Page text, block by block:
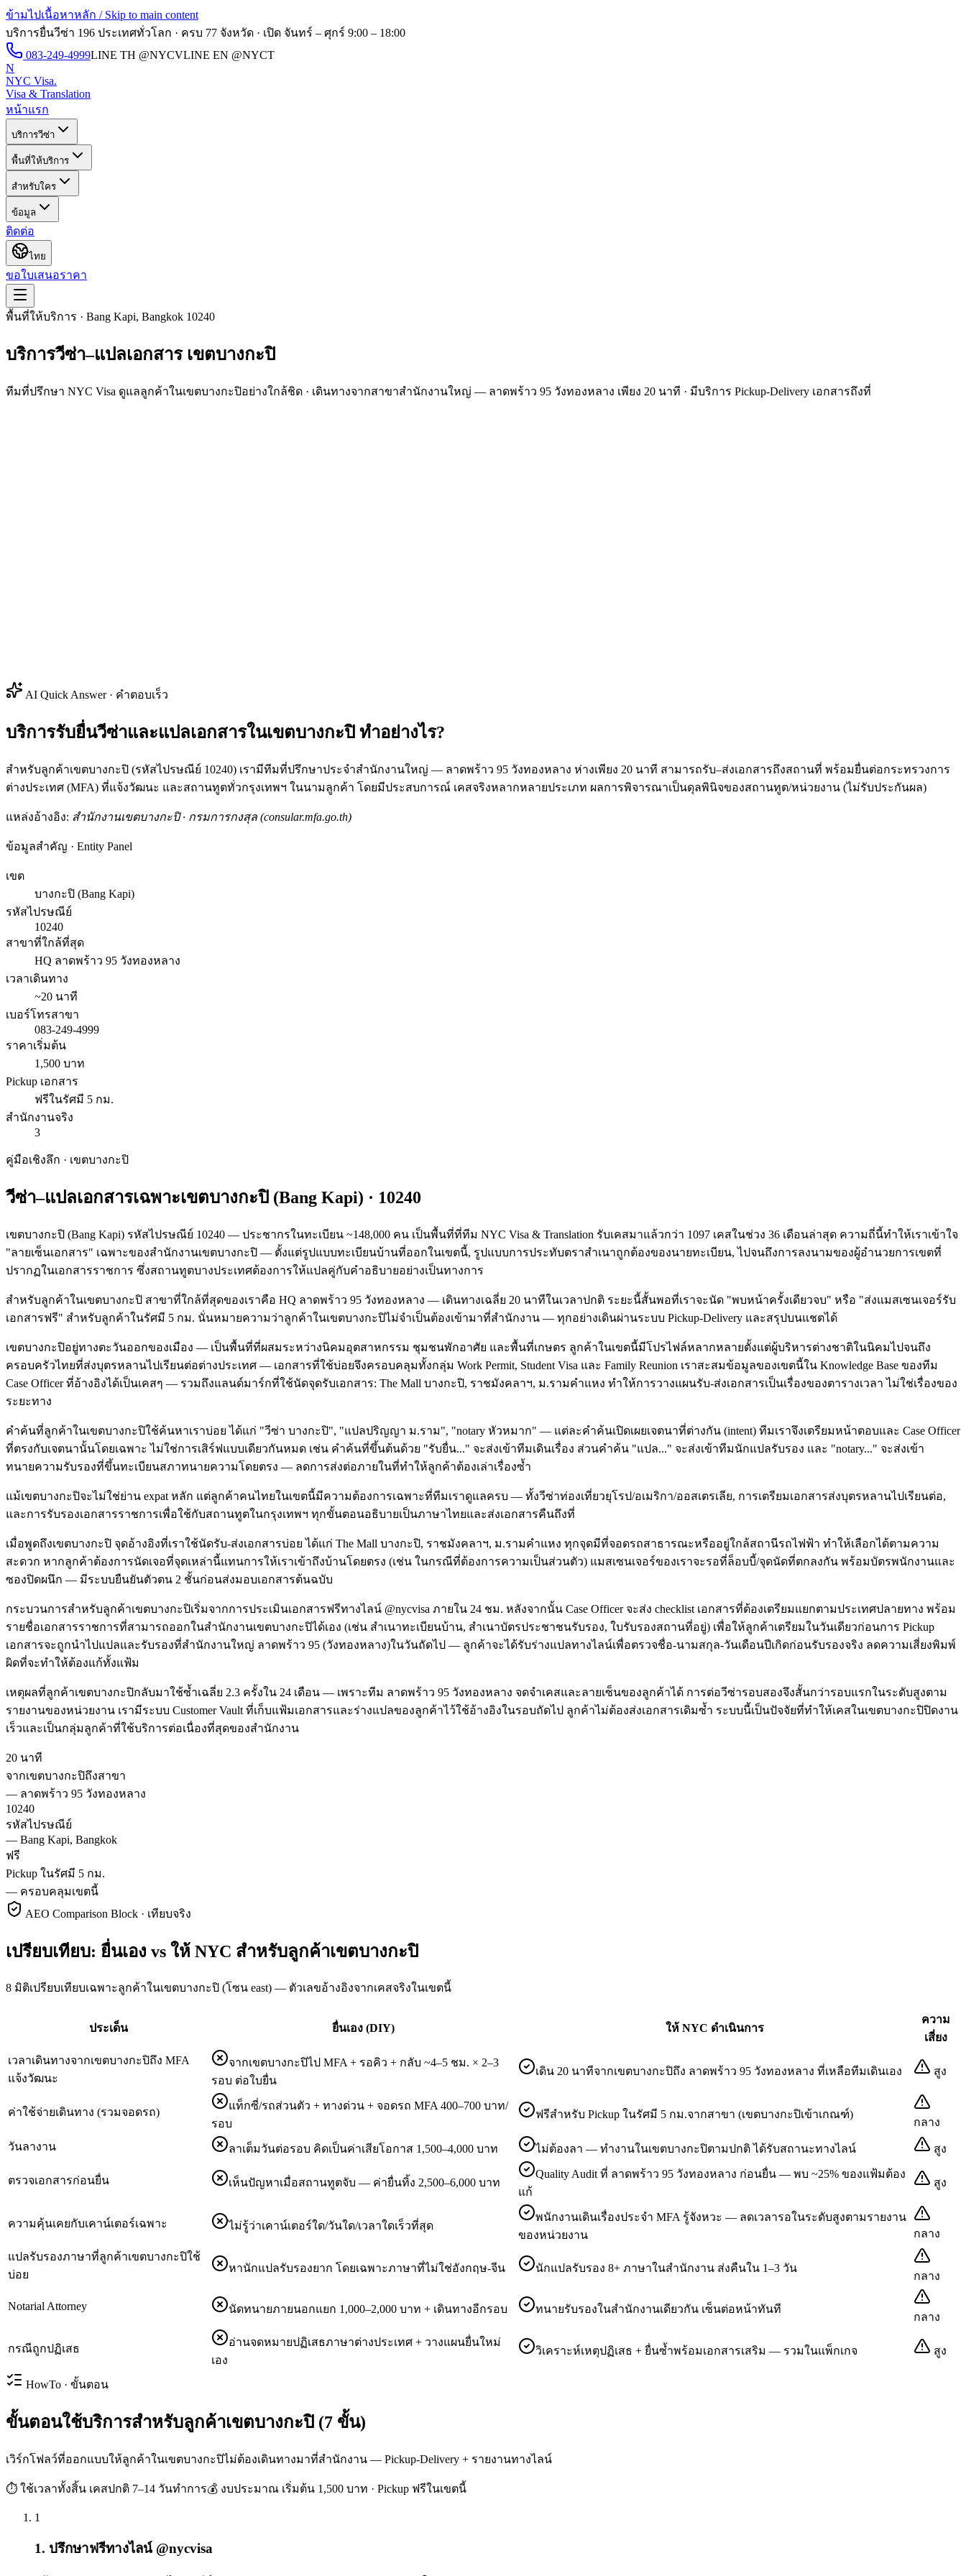
ข้ามไปเนื้อหาหลัก / Skip to main content
บริการยื่นวีซ่า 196 ประเทศทั่วโลก · ครบ 77 จังหวัด · เปิด จันทร์ – ศุกร์ 9:00 – 18:00
083-249-4999LINE TH @NYCVLINE EN @NYCT
N
NYC Visa.
Visa & Translation
หน้าแรก
บริการวีซ่า
พื้นที่ให้บริการ
สำหรับใคร
ข้อมูล
ติดต่อ
ไทย
ขอใบเสนอราคา
พื้นที่ให้บริการ · Bang Kapi, Bangkok 10240
บริการวีซ่า–แปลเอกสาร เขตบางกะปิ
ทีมที่ปรึกษา NYC Visa ดูแลลูกค้าในเขตบางกะปิอย่างใกล้ชิด · เดินทางจากสาขาสำนักงานใหญ่ — ลาดพร้าว 95 วังทองหลาง เพียง 20 นาที · มีบริการ Pickup-Delivery เอกสารถึงที่
AI Quick Answer · คำตอบเร็ว
บริการรับยื่นวีซ่าและแปลเอกสารในเขตบางกะปิ ทำอย่างไร?
สำหรับลูกค้าเขตบางกะปิ (รหัสไปรษณีย์ 10240) เรามีทีมที่ปรึกษาประจำสำนักงานใหญ่ — ลาดพร้าว 95 วังทองหลาง ห่างเพียง 20 นาที สามารถรับ–ส่งเอกสารถึงสถานที่ พร้อมยื่นต่อกระทรวงการ
ต่างประเทศ (MFA) ที่แจ้งวัฒนะ และสถานทูตทั่วกรุงเทพฯ ในนามลูกค้า โดยมีประสบการณ์ เคสจริงหลากหลายประเภท ผลการพิจารณาเป็นดุลพินิจของสถานทูต/หน่วยงาน (ไม่รับประกันผล)
แหล่งอ้างอิง: สำนักงานเขตบางกะปิ · กรมการกงสุล (consular.mfa.go.th)
ข้อมูลสำคัญ · Entity Panel
เขต
บางกะปิ (Bang Kapi)
รหัสไปรษณีย์
10240
สาขาที่ใกล้ที่สุด
HQ ลาดพร้าว 95 วังทองหลาง
เวลาเดินทาง
~20 นาที
เบอร์โทรสาขา
083-249-4999
ราคาเริ่มต้น
1,500 บาท
Pickup เอกสาร
ฟรีในรัศมี 5 กม.
สำนักงานจริง
3
คู่มือเชิงลึก · เขตบางกะปิ
วีซ่า–แปลเอกสารเฉพาะเขตบางกะปิ (Bang Kapi) · 10240
เขตบางกะปิ (Bang Kapi) รหัสไปรษณีย์ 10240 — ประชากรในทะเบียน ~148,000 คน เป็นพื้นที่ที่ทีม NYC Visa & Translation รับเคสมาแล้วกว่า 1097 เคสในช่วง 36 เดือนล่าสุด ความถี่นี้ทำให้เราเข้าใจ
"ลายเซ็นเอกสาร" เฉพาะของสำนักงานเขตบางกะปิ — ตั้งแต่รูปแบบทะเบียนบ้านที่ออกในเขตนี้, รูปแบบการประทับตราสำเนาถูกต้องของนายทะเบียน, ไปจนถึงการลงนามของผู้อำนวยการเขตที่
ปรากฏในเอกสารราชการ ซึ่งสถานทูตบางประเทศต้องการให้แปลคู่กับคำอธิบายอย่างเป็นทางการ
สำหรับลูกค้าในเขตบางกะปิ สาขาที่ใกล้ที่สุดของเราคือ HQ ลาดพร้าว 95 วังทองหลาง — เดินทางเฉลี่ย 20 นาทีในเวลาปกติ ระยะนี้สั้นพอที่เราจะนัด "พบหน้าครั้งเดียวจบ" หรือ "ส่งแมสเซนเจอร์รับ
เอกสารฟรี" สำหรับลูกค้าในรัศมี 5 กม. นั่นหมายความว่าลูกค้าในเขตบางกะปิไม่จำเป็นต้องเข้ามาที่สำนักงาน — ทุกอย่างเดินผ่านระบบ Pickup-Delivery และสรุปบนแชตได้
เขตบางกะปิอยู่ทางตะวันออกของเมือง — เป็นพื้นที่ที่ผสมระหว่างนิคมอุตสาหกรรม ชุมชนพักอาศัย และพื้นที่เกษตร ลูกค้าในเขตนี้มีโปรไฟล์หลากหลายตั้งแต่ผู้บริหารต่างชาติในนิคมไปจนถึง
ครอบครัวไทยที่ส่งบุตรหลานไปเรียนต่อต่างประเทศ — เอกสารที่ใช้บ่อยจึงครอบคลุมทั้งกลุ่ม Work Permit, Student Visa และ Family Reunion เราสะสมข้อมูลของเขตนี้ใน Knowledge Base ของทีม
Case Officer ที่อ้างอิงได้เป็นเคสๆ — รวมถึงแลนด์มาร์กที่ใช้นัดจุดรับเอกสาร: The Mall บางกะปิ, ราชมังคลาฯ, ม.รามคำแหง ทำให้การวางแผนรับ-ส่งเอกสารเป็นเรื่องของตารางเวลา ไม่ใช่เรื่องของ
ระยะทาง
คำค้นที่ลูกค้าในเขตบางกะปิใช้ค้นหาเราบ่อย ได้แก่ "วีซ่า บางกะปิ", "แปลปริญญา ม.ราม", "notary หัวหมาก" — แต่ละคำค้นเปิดเผยเจตนาที่ต่างกัน (intent) ทีมเราจึงเตรียมหน้าตอบและ Case Officer
ที่ตรงกับเจตนานั้นโดยเฉพาะ ไม่ใช่การเสิร์ฟแบบเดียวกันหมด เช่น คำค้นที่ขึ้นต้นด้วย "รับยื่น..." จะส่งเข้าทีมเดินเรื่อง ส่วนคำค้น "แปล..." จะส่งเข้าทีมนักแปลรับรอง และ "notary..." จะส่งเข้า
ทนายความรับรองที่ขึ้นทะเบียนสภาทนายความโดยตรง — ลดการส่งต่อภายในที่ทำให้ลูกค้าต้องเล่าเรื่องซ้ำ
แม้เขตบางกะปิจะไม่ใช่ย่าน expat หลัก แต่ลูกค้าคนไทยในเขตนี้มีความต้องการเฉพาะที่ทีมเราดูแลครบ — ทั้งวีซ่าท่องเที่ยวยุโรป/อเมริกา/ออสเตรเลีย, การเตรียมเอกสารส่งบุตรหลานไปเรียนต่อ,
และการรับรองเอกสารราชการเพื่อใช้กับสถานทูตในกรุงเทพฯ ทุกขั้นตอนอธิบายเป็นภาษาไทยและส่งเอกสารคืนถึงที่
เมื่อพูดถึงเขตบางกะปิ จุดอ้างอิงที่เราใช้นัดรับ-ส่งเอกสารบ่อย ได้แก่ The Mall บางกะปิ, ราชมังคลาฯ, ม.รามคำแหง ทุกจุดมีที่จอดรถสาธารณะหรืออยู่ใกล้สถานีรถไฟฟ้า ทำให้เลือกได้ตามความ
สะดวก หากลูกค้าต้องการนัดเจอที่จุดเหล่านี้แทนการให้เราเข้าถึงบ้านโดยตรง (เช่น ในกรณีที่ต้องการความเป็นส่วนตัว) แมสเซนเจอร์ของเราจะรอที่ล็อบบี้/จุดนัดที่ตกลงกัน พร้อมบัตรพนักงานและ
ซองปิดผนึก — มีระบบยืนยันตัวตน 2 ชั้นก่อนส่งมอบเอกสารต้นฉบับ
กระบวนการสำหรับลูกค้าเขตบางกะปิเริ่มจากการประเมินเอกสารฟรีทางไลน์ @nycvisa ภายใน 24 ชม. หลังจากนั้น Case Officer จะส่ง checklist เอกสารที่ต้องเตรียมแยกตามประเทศปลายทาง พร้อม
รายชื่อเอกสารราชการที่สามารถออกในสำนักงานเขตบางกะปิได้เอง (เช่น สำเนาทะเบียนบ้าน, สำเนาบัตรประชาชนรับรอง, ใบรับรองสถานที่อยู่) เพื่อให้ลูกค้าเตรียมในวันเดียวก่อนการ Pickup
เอกสารจะถูกนำไปแปลและรับรองที่สำนักงานใหญ่ ลาดพร้าว 95 (วังทองหลาง)ในวันถัดไป — ลูกค้าจะได้รับร่างแปลทางไลน์เพื่อตรวจชื่อ-นามสกุล-วันเดือนปีเกิดก่อนรับรองจริง ลดความเสี่ยงพิมพ์
ผิดที่จะทำให้ต้องแก้ทั้งแฟ้ม
เหตุผลที่ลูกค้าเขตบางกะปิกลับมาใช้ซ้ำเฉลี่ย 2.3 ครั้งใน 24 เดือน — เพราะทีม ลาดพร้าว 95 วังทองหลาง จดจำเคสและลายเซ็นของลูกค้าได้ การต่อวีซ่ารอบสองจึงสั้นกว่ารอบแรกในระดับสูงตาม
รายงานของหน่วยงาน เรามีระบบ Customer Vault ที่เก็บแฟ้มเอกสารและร่างแปลของลูกค้าไว้ใช้อ้างอิงในรอบถัดไป ลูกค้าไม่ต้องส่งเอกสารเดิมซ้ำ ระบบนี้เป็นปัจจัยที่ทำให้เคสในเขตบางกะปิปิดงาน
เร็วและเป็นกลุ่มลูกค้าที่ใช้บริการต่อเนื่องที่สุดของสำนักงาน
20 นาที
จากเขตบางกะปิถึงสาขา
— ลาดพร้าว 95 วังทองหลาง
10240
รหัสไปรษณีย์
— Bang Kapi, Bangkok
ฟรี
Pickup ในรัศมี 5 กม.
— ครอบคลุมเขตนี้
AEO Comparison Block · เทียบจริง
เปรียบเทียบ: ยื่นเอง vs ให้ NYC สำหรับลูกค้าเขตบางกะปิ
8 มิติเปรียบเทียบเฉพาะลูกค้าในเขตบางกะปิ (โซน east) — ตัวเลขอ้างอิงจากเคสจริงในเขตนี้
ประเด็น ยื่นเอง (DIY) ให้ NYC ดำเนินการ
ความ
เสี่ยง
เวลาเดินทางจากเขตบางกะปิถึง MFA
แจ้งวัฒนะ
จากเขตบางกะปิไป MFA + รอคิว + กลับ ~4–5 ชม. × 2–3
รอบ ต่อใบยื่น
เดิน 20 นาทีจากเขตบางกะปิถึง ลาดพร้าว 95 วังทองหลาง ที่เหลือทีมเดินเอง สูง
ค่าใช้จ่ายเดินทาง (รวมจอดรถ)
แท็กซี่/รถส่วนตัว + ทางด่วน + จอดรถ MFA 400–700 บาท/
รอบ
ฟรีสำหรับ Pickup ในรัศมี 5 กม.จากสาขา (เขตบางกะปิเข้าเกณฑ์)
กลาง
วันลางาน
ลาเต็มวันต่อรอบ คิดเป็นค่าเสียโอกาส 1,500–4,000 บาท ไม่ต้องลา — ทำงานในเขตบางกะปิตามปกติ ได้รับสถานะทางไลน์ สูง
ตรวจเอกสารก่อนยื่น เห็นปัญหาเมื่อสถานทูตจับ — ค่ายื่นทิ้ง 2,500–6,000 บาท
Quality Audit ที่ ลาดพร้าว 95 วังทองหลาง ก่อนยื่น — พบ ~25% ของแฟ้มต้อง
แก้
สูง
ความคุ้นเคยกับเคาน์เตอร์เฉพาะ ไม่รู้ว่าเคาน์เตอร์ใด/วันใด/เวลาใดเร็วที่สุด
พนักงานเดินเรื่องประจำ MFA รู้จังหวะ — ลดเวลารอในระดับสูงตามรายงาน
ของหน่วยงาน
กลาง
แปลรับรองภาษาที่ลูกค้าเขตบางกะปิใช้
บ่อย
หานักแปลรับรองยาก โดยเฉพาะภาษาที่ไม่ใช่อังกฤษ-จีน นักแปลรับรอง 8+ ภาษาในสำนักงาน ส่งคืนใน 1–3 วัน
กลาง
Notarial Attorney นัดทนายภายนอกแยก 1,000–2,000 บาท + เดินทางอีกรอบ ทนายรับรองในสำนักงานเดียวกัน เซ็นต่อหน้าทันที
กลาง
กรณีถูกปฏิเสธ
อ่านจดหมายปฏิเสธภาษาต่างประเทศ + วางแผนยื่นใหม่
เอง
วิเคราะห์เหตุปฏิเสธ + ยื่นซ้ำพร้อมเอกสารเสริม — รวมในแพ็กเกจ สูง
HowTo · ขั้นตอน
ขั้นตอนใช้บริการสำหรับลูกค้าเขตบางกะปิ (7 ขั้น)
เวิร์กโฟลว์ที่ออกแบบให้ลูกค้าในเขตบางกะปิไม่ต้องเดินทางมาที่สำนักงาน — Pickup-Delivery + รายงานทางไลน์
⏱ ใช้เวลาทั้งสิ้น เคสปกติ 7–14 วันทำการ💰 งบประมาณ เริ่มต้น 1,500 บาท · Pickup ฟรีในเขตนี้
1
1. ปรึกษาฟรีทางไลน์ @nycvisa